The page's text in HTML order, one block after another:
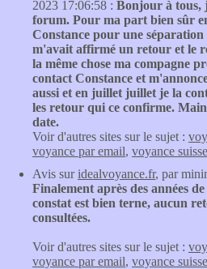
2023 17:06:58 : Bonjour à tous,
forum. Pour ma part bien sûr
Constance pour une séparation
m'avait affirmé un retour et le
la même chose ma compagne
contact Constance et
aussi et en juillet juillet je la
les retour qui ce confirme.
date.
Voir d'autres sites sur le sujet :
voyance par email, voyance suisse
Avis suridealvoyance.fr, par
Finalement après des années
constat est bien terne, aucun
consultées.
Voir d'autres sites sur le sujet :
voyance par email, voyance suisse